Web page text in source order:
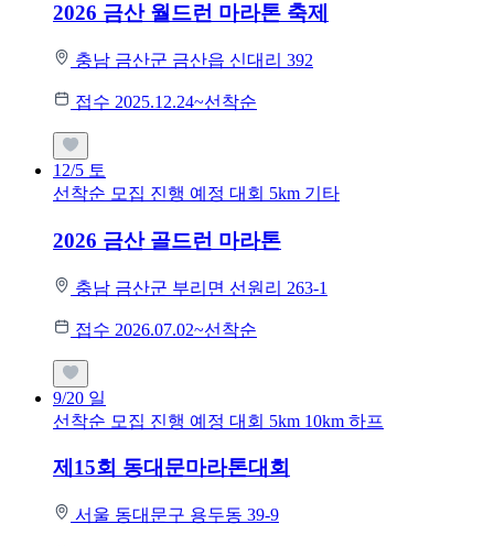
2026 금산 월드런 마라톤 축제
충남 금산군 금산읍 신대리 392
접수 2025.12.24~선착순
12/5 토
선착순 모집 진행 예정 대회 5km 기타
2026 금산 골드런 마라톤
충남 금산군 부리면 선원리 263-1
접수 2026.07.02~선착순
9/20 일
선착순 모집 진행 예정 대회 5km 10km 하프
제15회 동대문마라톤대회
서울 동대문구 용두동 39-9